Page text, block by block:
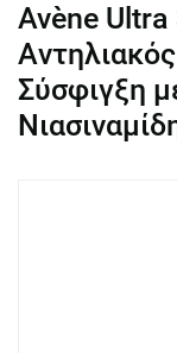
Avène Ultra
Σύσφιγξη